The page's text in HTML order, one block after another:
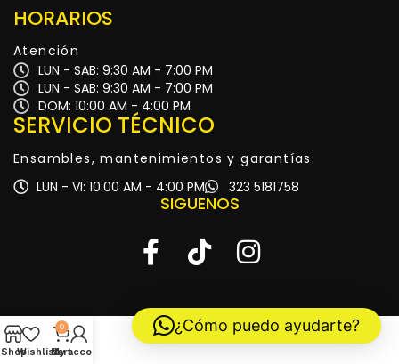
HORARIOS
Atención
LUN - SAB: 9:30 AM - 7:00 PM
LUN - SAB: 9:30 AM - 7:00 PM
DOM: 10:00 AM - 4:00 PM
SERVICIO TÉCNICO
Ensambles, mantenimientos y garantías:
LUN - VI: 10:00 AM - 4:00 PM
323 5181758
SIGUENOS
ShopWishlist
0
Cart
My account
¿Cómo puedo ayudarte?